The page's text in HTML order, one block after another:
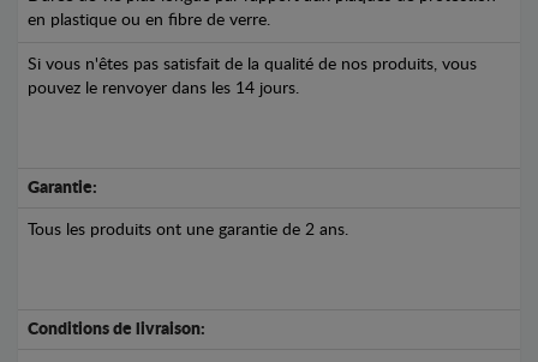
en plastique ou en fibre de verre.
Si vous n'êtes pas satisfait de la qualité de nos produits, vous
pouvez le renvoyer dans les 14 jours.
Garantie:
Tous les produits ont une garantie de 2 ans.
Conditions de livraison: